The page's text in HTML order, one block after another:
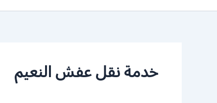
خدمة نقل عفش النعيم